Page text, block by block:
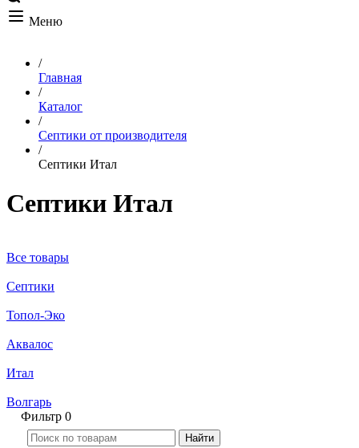
Меню
/
Главная
/
Каталог
/
Септики от производителя
/
Септики Итал
Септики Итал
Все товары
Септики
Топол-Эко
Аквалос
Итал
Волгарь
Фильтр 0
Найти